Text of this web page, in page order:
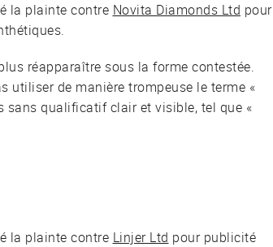
la plainte contre Novita Diamonds Ltd pour
réapparaître sous la forme contestée.
utiliser de manière trompeuse le terme «
sans qualificatif clair et visible, tel que «
la plainte contre Linjer Ltd pour publicité